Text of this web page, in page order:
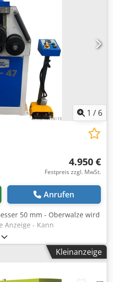
das Kontaktfeld gerne eine
Ihnen umgehend!
1 / 6
4.950 €
Festpreis zzgl. MwSt.
Anrufen
50 mm - Oberwalze wird
Anzeige - Kann
werden Djdpfer Ar Hvjx
- Dokumentation - 400V
Kleinanzeige